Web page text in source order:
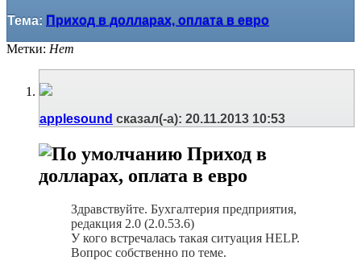
Тема: Приход в долларах, оплата в евро
Метки: Нет
applesound сказал(-а): 20.11.2013 10:53
Приход в
долларах, оплата в евро
Здравствуйте. Бухгалтерия предприятия,
редакция 2.0 (2.0.53.6)
У кого встречалась такая ситуация HELP.
Вопрос собственно по теме.